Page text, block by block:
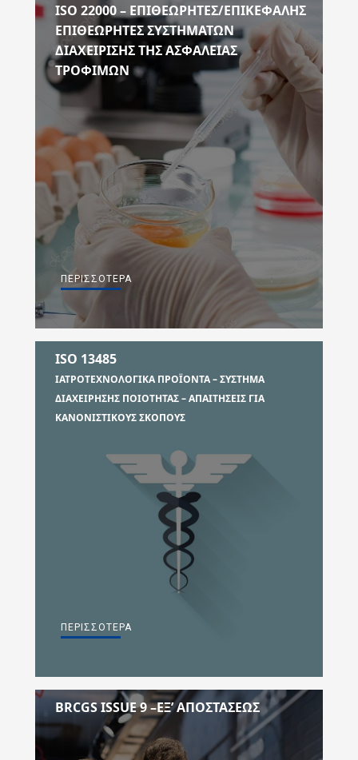
ISO 22000 – ΕΠΙΘΕΩΡΗΤΕΣ/ΕΠΙΚΕΦΑΛΗΣ
ΕΠΙΘΕΩΡΗΤΕΣ ΣΥΣΤΗΜΑΤΩΝ
ΔΙΑΧΕΙΡΙΣΗΣ ΤΗΣ ΑΣΦΑΛΕΙΑΣ
ΤΡΟΦΙΜΩΝ
ΠΕΡΙΣΣΌΤΕΡΑ
ISO 13485
ΙΑΤΡΟΤΕΧΝΟΛΟΓΙΚΑ ΠΡΟΪΟΝΤΑ – ΣΥΣΤΗΜΑ
ΔΙΑΧΕΙΡΗΣΗΣ ΠΟΙΟΤΗΤΑΣ – ΑΠΑΙΤΗΣΕΙΣ ΓΙΑ
ΚΑΝΟΝΙΣΤΙΚΟΥΣ ΣΚΟΠΟΥΣ
ΠΕΡΙΣΣΌΤΕΡΑ
BRCGS ISSUE 9 –ΕΞ’ ΑΠΟΣΤΆΣΕΩΣ